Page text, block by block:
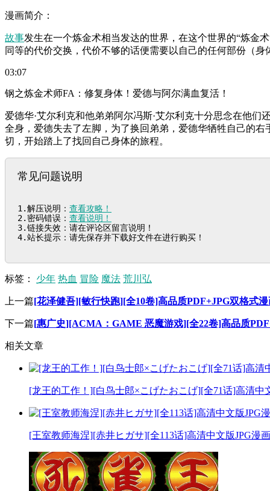
漫画简介：
故事发生在一个炼金术相当发达的世界，在这个世界的“炼金
同等的代价交换，代价不够的话便需要以自己的任何部份（
03:07
钢之炼金术师FA：修复身体！爱德与阿尔满血复活！
爱德华·艾尔利克和他弟弟阿尔冯斯·艾尔利克十分思念在他
全身，爱德失去了左脚，为了换回弟弟，爱德华牺牲自己的
切，开始踏上了找回自己身体的旅程。
常见问题说明
1.解压说明： 查看攻略！
2.密码错误： 查看说明！
3.链接失效：请在评论区留言说明！
4.站长提示：请先保存并下载好文件在进行购买！
标签： 少年 热血 冒险 魔法 荒川弘
上一篇[花泽健吾][敏行快跑][全10卷]高品质PDF+JPG双格式
下一篇[惠广史][ACMA：GAME 恶魔游戏][全22卷]高品质
相关文章
[龙王的工作！][白鸟士郎×こげたおこげ][全71话]高清中
[王室教师海涅][赤井ヒガサ][全113话]高清中文版JPG漫